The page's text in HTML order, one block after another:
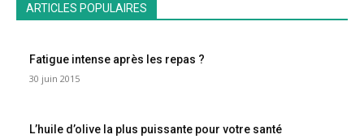
ARTICLES POPULAIRES
Fatigue intense après les repas ?
30 juin 2015
L’huile d’olive la plus puissante pour votre santé